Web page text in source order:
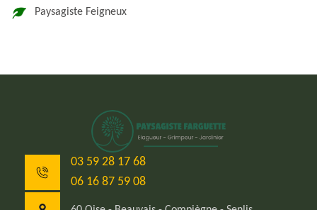
Paysagiste Feigneux
03 59 28 17 68
06 16 87 59 08